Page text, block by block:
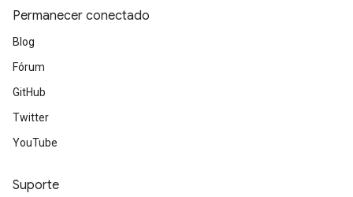
Permanecer conectado
Blog
Fórum
GitHub
Twitter
YouTube
Suporte